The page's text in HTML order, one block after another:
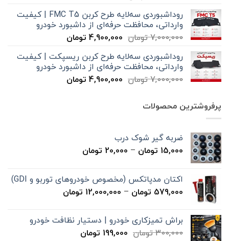
7,000,000 تومان
بود.
4,900,000 تومان
است.
روداشبوردی سه‌لایه طرح کربن FMC T5 | کیفیت
وارداتی، محافظت حرفه‌ای از داشبورد خودرو
7,000,000تومان قیمت
7,000,000 تومان
بود.
4,900,000 تومانقیمت
4,900,000 تومان
است.
روداشبوردی سه‌لایه طرح کربن ریسپکت | کیفیت
وارداتی، محافظت حرفه‌ای از داشبورد خودرو
7,000,000تومان قیمت
4,900,000 تومانقیمت
پرفروشترین محصولات
ضربه گیر شوک درب
15,000 تومان –
20,000 تومان
تا
20,000 تومان
اکتان مدپاتکس (مخصوص خودروهای توربو و GDI)
579,000 تومان –
12,000,000 تومان
تا
براش تمیزکاری خودرو | دستیار نظافت خودرو
300,000تومان قیمت
199,000 تومانقیمت